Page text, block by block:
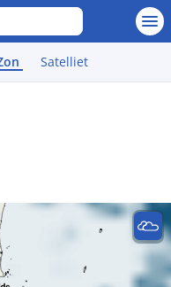
Satelliet